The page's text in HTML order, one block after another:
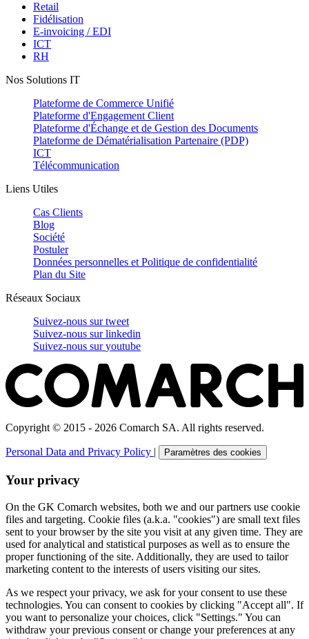
Retail
Fidélisation
E-invoicing / EDI
ICT
RH
Nos Solutions IT
Plateforme de Commerce Unifié
Plateforme d'Engagement Client
Plateforme d'Échange et de Gestion des Documents
Plateforme de Dématérialisation Partenaire (PDP)
ICT
Télécommunication
Liens Utiles
Cas Clients
Blog
Société
Postuler
Données personnelles et Politique de confidentialité
Plan du Site
Réseaux Sociaux
Suivez-nous surtweet
Suivez-nous surlinkedin
Suivez-nous suryoutube
Copyright © 2015 - 2026 Comarch SA. All rights reserved.
Personal Data and Privacy Policy Paramètres des cookies
Your privacy
On the GK Comarch websites, both we and our partners use cookie
files and targeting. Cookie files (a.k.a. "cookies") are small text files
sent to your browser by the site you visit at any given time. They are
used for analytical and statistical purposes as well as to ensure the
proper functioning of the site. Additionally, they are used to tailor
marketing content to the interests of users visiting our sites.
As we respect your privacy, we ask for your consent to use these
technologies. You can consent to cookies by clicking "Accept all". If
you want to personalize your choices, click "Settings." You can
withdraw your previous consent or change your preferences at any